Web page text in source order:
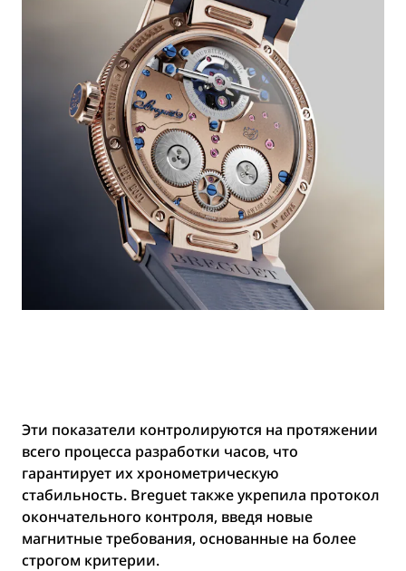
Эти показатели контролируются на протяжении
всего процесса разработки часов, что
гарантирует их хронометрическую
стабильность. Breguet также укрепила протокол
окончательного контроля, введя новые
магнитные требования, основанные на более
строгом критерии.